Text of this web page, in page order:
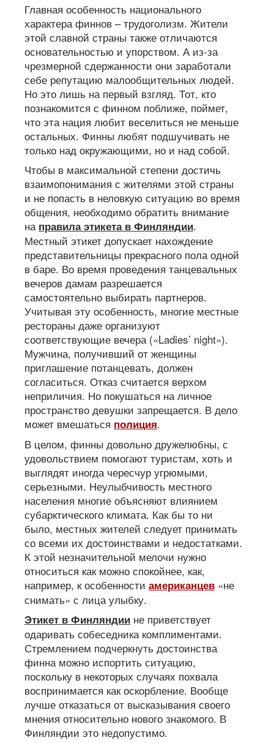
Главная особенность национального
характера финнов – трудоголизм. Жители
этой славной страны также отличаются
основательностью и упорством. А из-за
чрезмерной сдержанности они заработали
себе репутацию малообщительных людей.
Но это лишь на первый взгляд. Тот, кто
познакомится с финном поближе, поймет,
что эта нация любит веселиться не меньше
остальных. Финны любят подшучивать не
только над окружающими, но и над собой.
Чтобы в максимальной степени достичь
взаимопонимания с жителями этой страны
и не попасть в неловкую ситуацию во время
общения, необходимо обратить внимание
на правила этикета в Финляндии.
Местный этикет допускает нахождение
представительницы прекрасного пола одной
в баре. Во время проведения танцевальных
вечеров дамам разрешается
самостоятельно выбирать партнеров.
Учитывая эту особенность, многие местные
рестораны даже организуют
соответствующие вечера («Ladies’ night»).
Мужчина, получивший от женщины
приглашение потанцевать, должен
согласиться. Отказ считается верхом
неприличия. Но покушаться на личное
пространство девушки запрещается. В дело
может вмешаться полиция.
В целом, финны довольно дружелюбны, с
удовольствием помогают туристам, хоть и
выглядят иногда чересчур угрюмыми,
серьезными. Неулыбчивость местного
населения многие объясняют влиянием
субарктического климата. Как бы то ни
было, местных жителей следует принимать
со всеми их достоинствами и недостатками.
К этой незначительной мелочи нужно
относиться как можно спокойнее, как,
например, к особенности американцев «не
снимать» с лица улыбку.
Этикет в Финляндии не приветствует
одаривать собеседника комплиментами.
Стремлением подчеркнуть достоинства
финна можно испортить ситуацию,
поскольку в некоторых случаях похвала
воспринимается как оскорбление. Вообще
лучше отказаться от высказывания своего
мнения относительно нового знакомого. В
Финляндии это недопустимо.